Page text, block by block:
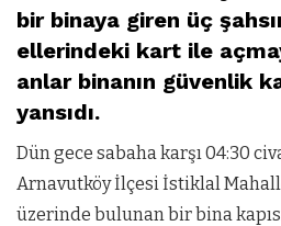
bir binaya giren üç
ellerindeki kart ile
anlar binanın güvenlik
yansıdı.
Dün gece sabaha karşı 04:30
Arnavutköy İlçesi İstiklal
üzerinde bulunan bir bina